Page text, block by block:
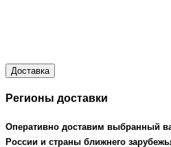
Доставка
Регионы доставки
Оперативно доставим выбранный
России и страны ближнего